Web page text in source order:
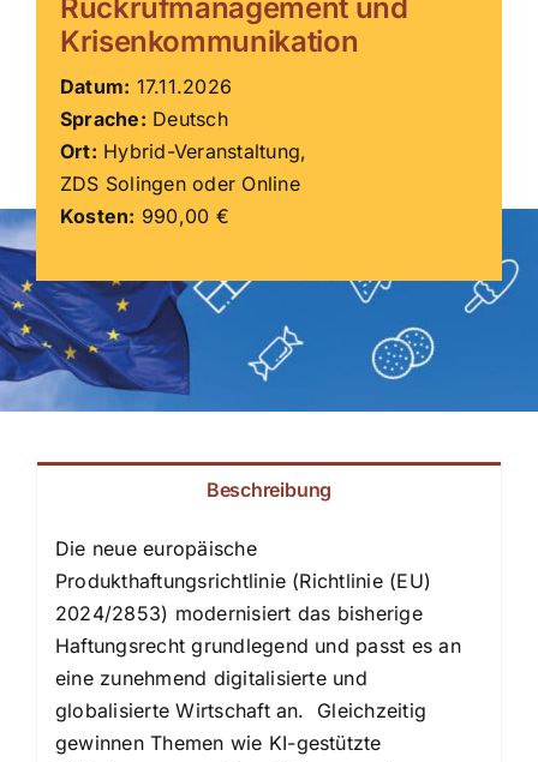
Kontakt
Rückrufmanagement und
Krisenkommunikation
Datum: 17.11.2026
Sprache: Deutsch
Ort: Hybrid-Veranstaltung,
ZDS Solingen oder Online
Kosten: 990,00 €
Beschreibung
Die neue europäische
Produkthaftungsrichtlinie (Richtlinie (EU)
2024/2853) modernisiert das bisherige
Haftungsrecht grundlegend und passt es an
eine zunehmend digitalisierte und
globalisierte Wirtschaft an. Gleichzeitig
gewinnen Themen wie KI-gestützte